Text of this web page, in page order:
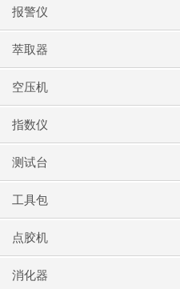
报警仪
萃取器
空压机
指数仪
测试台
工具包
点胶机
消化器